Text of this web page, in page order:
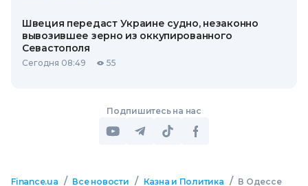
Швеция передаст Украине судно, незаконно
вывозившее зерно из оккупированного
Севастополя
Сегодня 08:49 55
Подпишитесь на нас
Finance.ua / Все новости / Казна и Политика / В Одессе